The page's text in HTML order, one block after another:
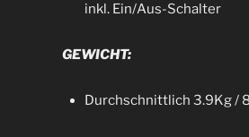
inkl. Ein/Aus-Schalter
GEWICHT:
Durchschnittlich 3.9Kg /